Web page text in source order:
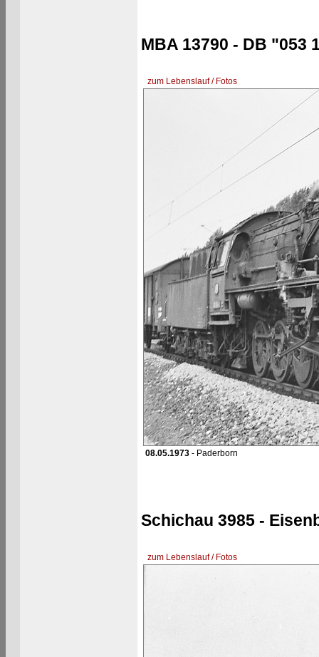
MBA 13790 - DB "053
zum Lebenslauf / Fotos
08.05.1973- Paderborn
Schichau 3985 -
zum Lebenslauf / Fotos